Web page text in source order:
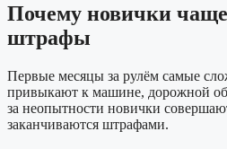
Почему новички
штрафы
Первые месяцы за рулём самые
привыкают к машине, дорожной
за неопытности новички
заканчиваются штрафами.